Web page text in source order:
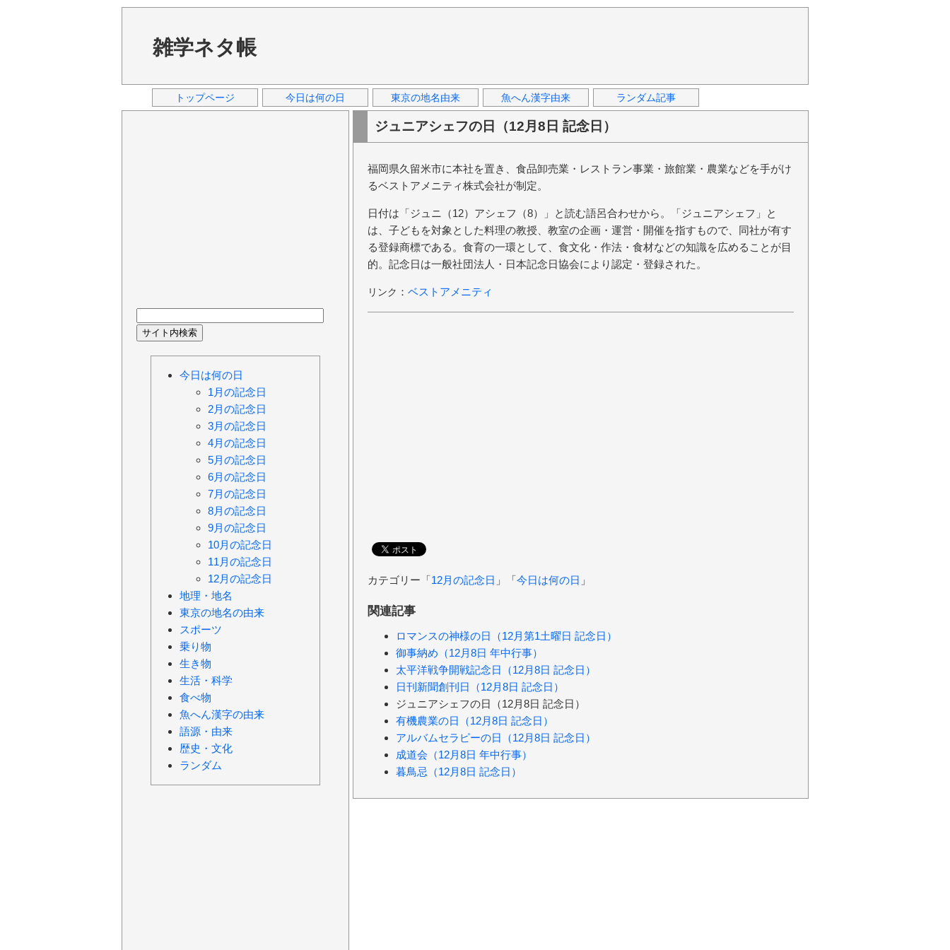
雑学ネタ帳
トップページ 今日は何の日 東京の地名由来 魚へん漢字由来 ランダム記事
ジュニアシェフの日（12月8日 記念日）
福岡県久留米市に本社を置き、食品卸売業・レストラン事業・旅館業・農業などを手がけ
るベストアメニティ株式会社が制定。
日付は「ジュニ（12）アシェフ（8）」と読む語呂合わせから。「ジュニアシェフ」と
は、子どもを対象とした料理の教授、教室の企画・運営・開催を指すもので、同社が有す
る登録商標である。食育の一環として、食文化・作法・食材などの知識を広めることが目
的。記念日は一般社団法人・日本記念日協会により認定・登録された。
リンク ： ベストアメニティ
カテゴリー「12月の記念日 」「今日は何の日 」
関連記事
ロマンスの神様の日（12月第1土曜日 記念日）
御事納め（12月8日 年中行事）
太平洋戦争開戦記念日（12月8日 記念日）
日刊新聞創刊日（12月8日 記念日）
ジュニアシェフの日（12月8日 記念日）
有機農業の日（12月8日 記念日）
アルバムセラピーの日（12月8日 記念日）
成道会（12月8日 年中行事）
暮鳥忌（12月8日 記念日）
今日は何の日
1月の記念日
2月の記念日
3月の記念日
4月の記念日
5月の記念日
6月の記念日
7月の記念日
8月の記念日
9月の記念日
10月の記念日
11月の記念日
12月の記念日
地理・地名
東京の地名の由来
スポーツ
乗り物
生き物
生活・科学
食べ物
魚へん漢字の由来
語源・由来
歴史・文化
ランダム